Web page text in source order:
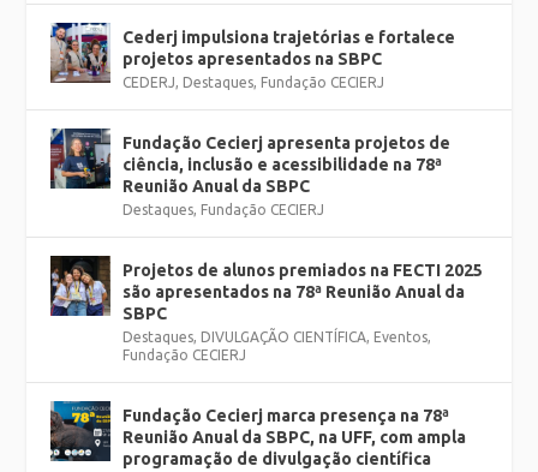
Cederj impulsiona trajetórias e fortalece
projetos apresentados na SBPC
CEDERJ, Destaques, Fundação CECIERJ
Fundação Cecierj apresenta projetos de
ciência, inclusão e acessibilidade na 78ª
Reunião Anual da SBPC
Destaques, Fundação CECIERJ
Projetos de alunos premiados na FECTI 2025
são apresentados na 78ª Reunião Anual da
SBPC
Destaques, DIVULGAÇÃO CIENTÍFICA, Eventos,
Fundação CECIERJ
Fundação Cecierj marca presença na 78ª
Reunião Anual da SBPC, na UFF, com ampla
programação de divulgação científica